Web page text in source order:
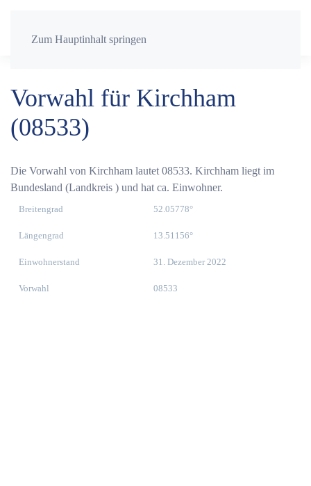
Zum Hauptinhalt springen
Vorwahl für Kirchham
(08533)
Die Vorwahl von Kirchham lautet 08533. Kirchham liegt im
Bundesland (Landkreis ) und hat ca. Einwohner.
Breitengrad 52.05778°
Längengrad 13.51156°
Einwohnerstand 31. Dezember 2022
Vorwahl 08533